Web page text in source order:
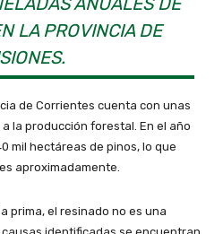
LA PROVINCIA DE
de Corrientes cuenta con unas
la producción forestal. En el año
mil hectáreas de pinos, lo que
aproximadamente.
prima, el resinado no es una